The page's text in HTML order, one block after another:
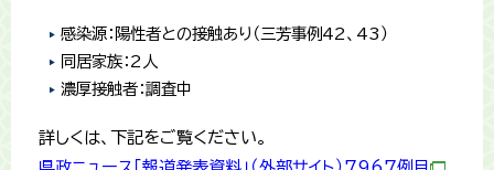
感染源：陽性者との接触あり（三芳事例42、43）
同居家族：2人
濃厚接触者：調査中
詳しくは、下記をご覧ください。